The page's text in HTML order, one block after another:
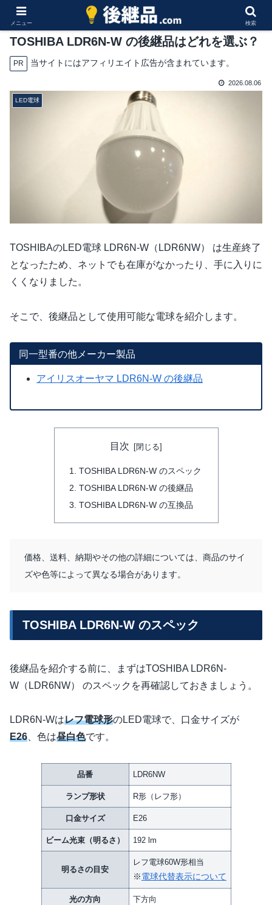
TOSHIBA LDR6N-W の後継品はどれを選ぶ？
PR 当サイトにはアフィリエイト広告が含まれています。
2026.08.06
LED電球
TOSHIBAのLED電球 LDR6N-W（LDR6NW） は生産終了
となったため、ネットでも在庫がなかったり、手に入りに
くくなりました。
そこで、後継品として使用可能な電球を紹介します。
同一型番の他メーカー製品
アイリスオーヤマ LDR6N-W の後継品
目次
TOSHIBA LDR6N-W のスペック
TOSHIBA LDR6N-W の後継品
TOSHIBA LDR6N-W の互換品
価格、送料、納期やその他の詳細については、商品のサイ
ズや色等によって異なる場合があります。
TOSHIBA LDR6N-W のスペック
後継品を紹介する前に、まずはTOSHIBA LDR6N-
W（LDR6NW） のスペックを再確認しておきましょう。
LDR6N-Wはレフ電球形のLED電球で、口金サイズが
E26 、色は昼白色です。
品番 LDR6NW
ランプ形状 R形（レフ形）
口金サイズ E26
ビーム光束（明るさ） 192 lm
明るさの目安
レフ電球60W形相当
※電球代替表示について
光の方向 下方向
メニュー 検索